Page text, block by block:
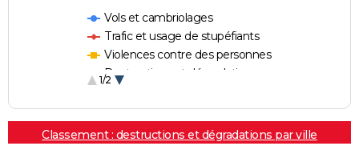
Vols et cambriolages
Trafic et usage de stupéfiants
Violences contre des personnes
Destructions et dégradations
1/2
Classement : destructions et dégradations par ville